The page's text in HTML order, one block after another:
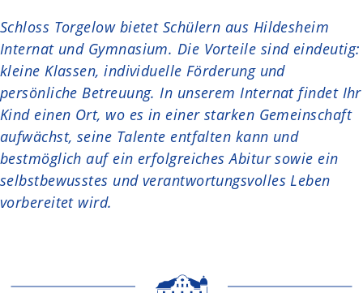
Schloss Torgelow bietet Schülern aus Hildesheim
Internat und Gymnasium. Die Vorteile sind eindeutig:
kleine Klassen, individuelle Förderung und
persönliche Betreuung. In unserem Internat findet Ihr
Kind einen Ort, wo es in einer starken Gemeinschaft
aufwächst, seine Talente entfalten kann und
bestmöglich auf ein erfolgreiches Abitur sowie ein
selbstbewusstes und verantwortungsvolles Leben
vorbereitet wird.